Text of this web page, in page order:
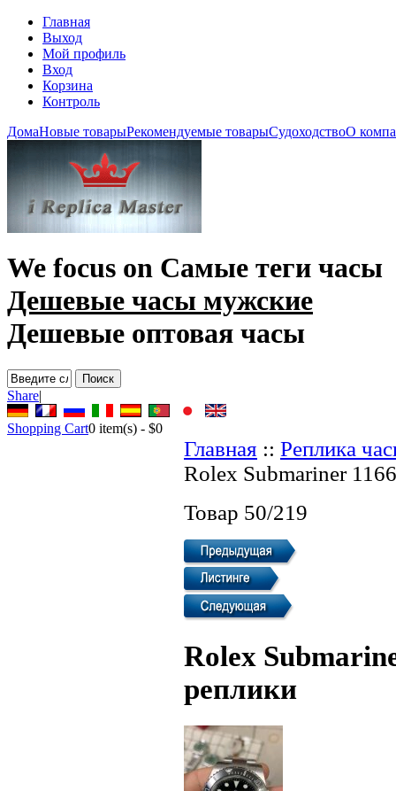
Главная
Выход
Мой профиль
Вход
Корзина
Контроль
ДомаНовые товарыРекомендуемые товарыСудоходствоО
We focus on Самые теги часы
Дешевые часы мужские
Дешевые оптовая часы
Share|
Shopping Cart0 item(s) - $0
Главная :: Реплика
Rolex Submariner
Товар 50/219
Rolex
реплики